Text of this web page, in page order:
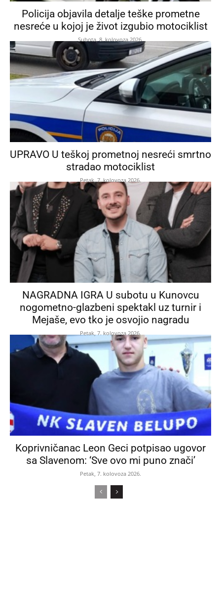
Policija objavila detalje teške prometne
nesreće u kojoj je život izgubio motociklist
Subota, 8. kolovoza 2026.
UPRAVO U teškoj prometnoj nesreći smrtno
stradao motociklist
Petak, 7. kolovoza 2026.
NAGRADNA IGRA U subotu u Kunovcu
nogometno-glazbeni spektakl uz turnir i
Mejaše, evo tko je osvojio nagradu
Petak, 7. kolovoza 2026.
Koprivničanac Leon Geci potpisao ugovor
sa Slavenom: ‘Sve ovo mi puno znači’
Petak, 7. kolovoza 2026.